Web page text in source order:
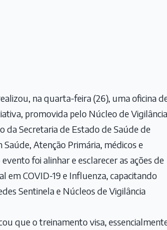
na quarta-feira (26), uma oficina
promovida pelo Núcleo de Vigilância
da Secretaria de Estado de Saúde de
Saúde, Atenção Primária, médicos e
foi alinhar e esclarecer as ações de
em COVID-19 e Influenza, capacitando
Sentinela e Núcleos de Vigilância
que o treinamento visa,